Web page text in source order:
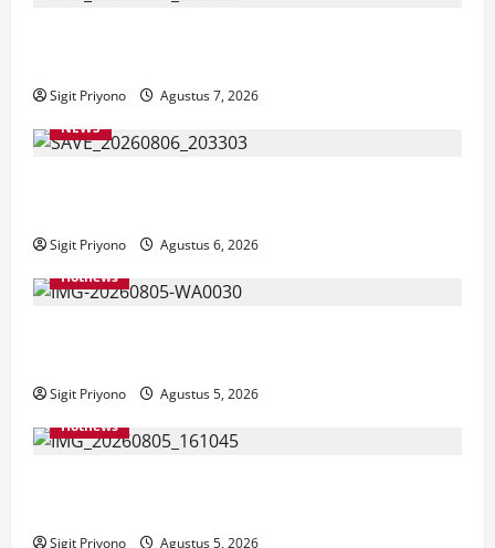
Sigit Priyono
Agustus 7, 2026
NEWS
Sigit Priyono
Agustus 6, 2026
Hotnews
Sigit Priyono
Agustus 5, 2026
Hotnews
Sigit Priyono Agustus 5, 2026